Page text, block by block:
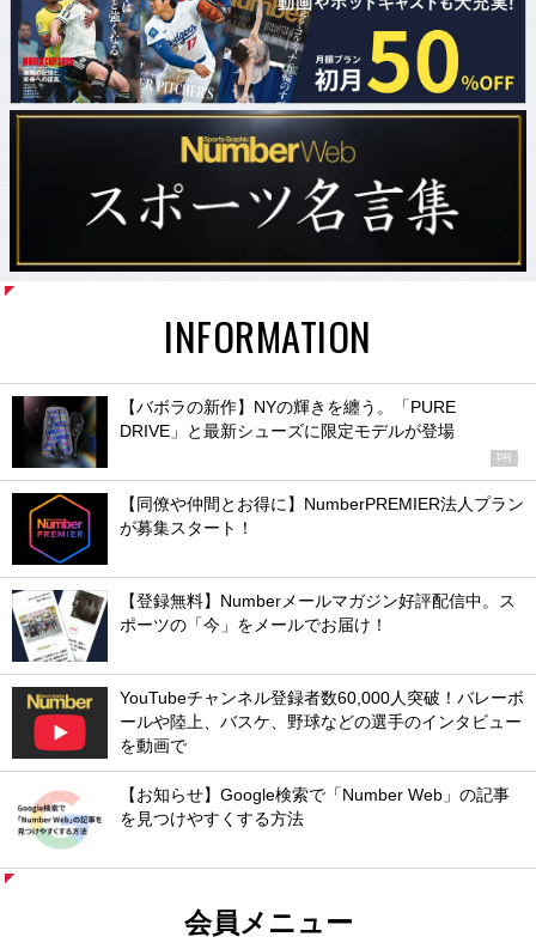
INFORMATION
【バボラの新作】NYの輝きを纏う。「PURE
DRIVE」と最新シューズに限定モデルが登場
PR
【同僚や仲間とお得に】NumberPREMIER法人プラン
が募集スタート！
【登録無料】Numberメールマガジン好評配信中。ス
ポーツの「今」をメールでお届け！
YouTubeチャンネル登録者数60,000人突破！バレーボ
ールや陸上、バスケ、野球などの選手のインタビュー
を動画で
【お知らせ】Google検索で「Number Web」の記事
を見つけやすくする方法
会員メニュー